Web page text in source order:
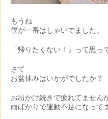
もうね
僕が一番はしゃいでました。
「帰りたくない！」って思っ
さて
お盆休みはいかがでしたか？
お出かけ続きで疲れてません
雨ばかりで運動不足になって